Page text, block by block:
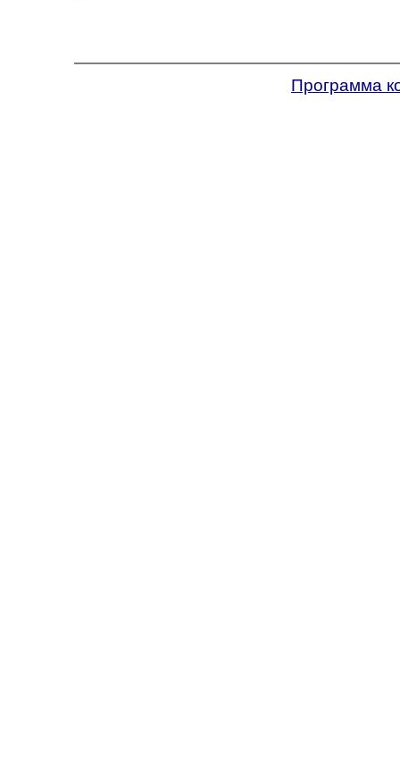
Программа